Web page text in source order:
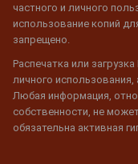
частного и личного
использование копий
запрещено.
Распечатка или
личного
Любая информация,
собственности, не
обязательна активная